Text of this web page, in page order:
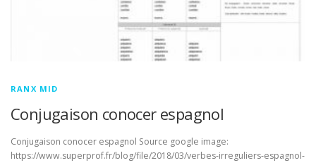
RANX MID
Conjugaison conocer espagnol
Conjugaison conocer espagnol Source google image:
https://www.superprof.fr/blog/file/2018/03/verbes-irreguliers-espagnol-